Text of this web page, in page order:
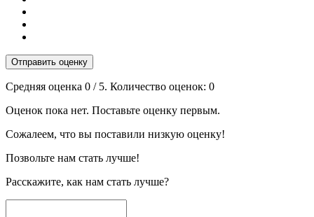
Отправить оценку
Средняя оценка 0 / 5. Количество оценок: 0
Оценок пока нет. Поставьте оценку первым.
Сожалеем, что вы поставили низкую оценку!
Позвольте нам стать лучше!
Расскажите, как нам стать лучше?